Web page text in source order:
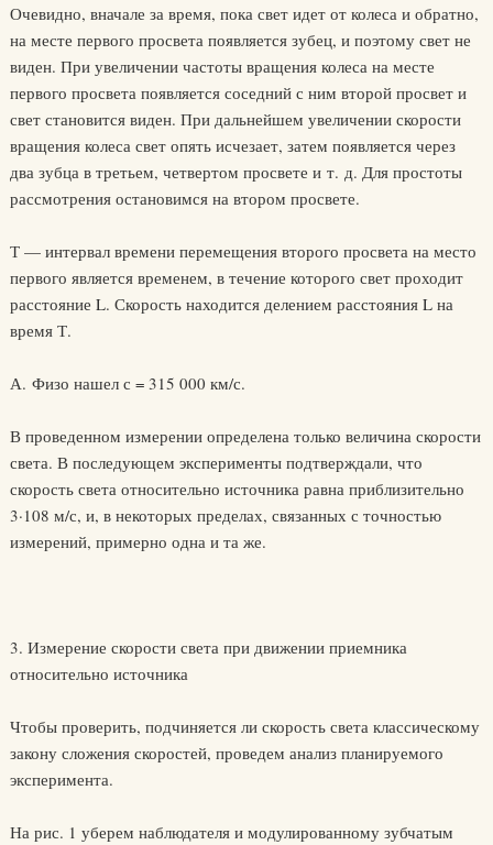
Очевидно, вначале за время, пока свет идет от колеса и обратно,
на месте первого просвета появляется зубец, и поэтому свет не
виден. При увеличении частоты вращения колеса на месте
первого просвета появляется соседний с ним второй просвет и
свет становится виден. При дальнейшем увеличении скорости
вращения колеса свет опять исчезает, затем появляется через
два зубца в третьем, четвертом просвете и т. д. Для простоты
рассмотрения остановимся на втором просвете.
Т — интервал времени перемещения второго просвета на место
первого является временем, в течение которого свет проходит
расстояние L. Скорость находится делением расстояния L на
время Т.
А. Физо нашел с = 315 000 км/с.
В проведенном измерении определена только величина скорости
света. В последующем эксперименты подтверждали, что
скорость света относительно источника равна приблизительно
3·108 м/с, и, в некоторых пределах, связанных с точностью
измерений, примерно одна и та же.
3. Измерение скорости света при движении приемника
относительно источника
Чтобы проверить, подчиняется ли скорость света классическому
закону сложения скоростей, проведем анализ планируемого
эксперимента.
На рис. 1 уберем наблюдателя и модулированному зубчатым